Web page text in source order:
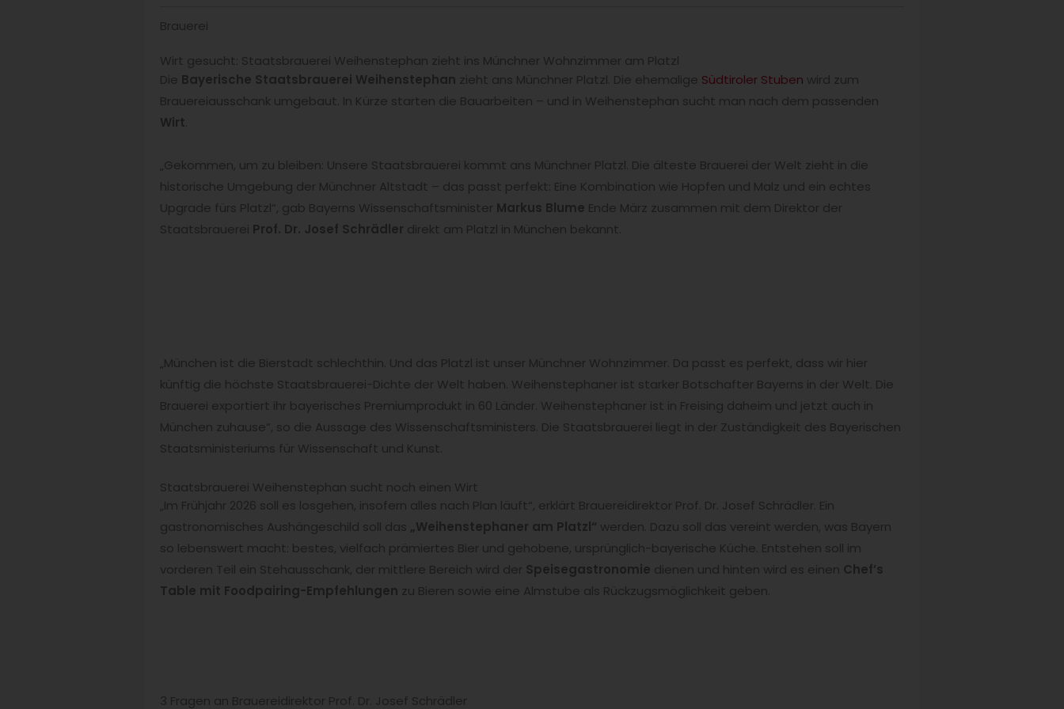
Brauerei
Wirt gesucht: Staatsbrauerei Weihenstephan zieht ins Münchner Wohnzimmer am Platzl
Die Bayerische Staatsbrauerei Weihenstephan zieht ans Münchner Platzl. Die ehemalige Südtiroler Stuben wird zum
Brauereiausschank umgebaut. In Kürze starten die Bauarbeiten – und in Weihenstephan sucht man nach dem passenden
Wirt
„Gekommen, um zu bleiben: Unsere Staatsbrauerei kommt ans Münchner Platzl. Die älteste Brauerei der Welt zieht in die
historische Umgebung der Münchner Altstadt – das passt perfekt: Eine Kombination wie Hopfen und Malz und ein echtes
Upgrade fürs Platzl“, gab Bayerns Wissenschaftsminister Markus Blume Ende März zusammen mit dem Direktor der
Staatsbrauerei Prof. Dr. Josef Schrädler direkt am Platzl in München bekannt.
„München ist die Bierstadt schlechthin. Und das Platzl ist unser Münchner Wohnzimmer. Da passt es perfekt, dass wir hier
künftig die höchste Staatsbrauerei-Dichte der Welt haben. Weihenstephaner ist starker Botschafter Bayerns in der Welt. Die
Brauerei exportiert ihr bayerisches Premiumprodukt in 60 Länder. Weihenstephaner ist in Freising daheim und jetzt auch in
München zuhause“, so die Aussage des Wissenschaftsministers. Die Staatsbrauerei liegt in der Zuständigkeit des Bayerischen
Staatsministeriums für Wissenschaft und Kunst.
Staatsbrauerei Weihenstephan sucht noch einen Wirt
„Im Frühjahr 2026 soll es losgehen, insofern alles nach Plan läuft“, erklärt Brauereidirektor Prof. Dr. Josef Schrädler. Ein
gastronomisches Aushängeschild soll das „Weihenstephaner am Platzl“ werden. Dazu soll das vereint werden, was Bayern
so lebenswert macht: bestes, vielfach prämiertes Bier und gehobene, ursprünglich-bayerische Küche. Entstehen soll im
vorderen Teil ein Stehausschank, der mittlere Bereich wird der Speisegastronomie dienen und hinten wird es einen Chef’s
Table mit Foodpairing-Empfehlungen zu Bieren sowie eine Almstube als Rückzugsmöglichkeit geben.
3 Fragen an Brauereidirektor Prof. Dr. Josef Schrädler